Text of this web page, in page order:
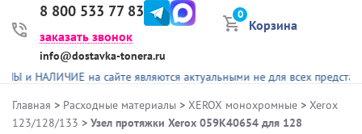
8 800 533 77 83
заказать звонок
info@dostavka-tonera.ru
0
Корзина
на сайте являются актуальными не для всех
Главная > Расходные материалы > XEROX монохромные > Xerox
123/128/133 > Узел протяжки Xerox 059K40654 для 128